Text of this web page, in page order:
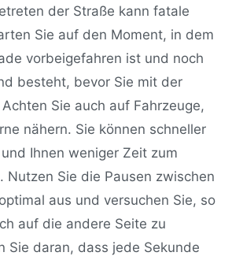
der Straße kann fatale
Sie auf den Moment, in dem
vorbeigefahren ist und noch
besteht, bevor Sie mit der
Sie auch auf Fahrzeuge,
nähern. Sie können schneller
Ihnen weniger Zeit zum
Nutzen Sie die Pausen zwischen
aus und versuchen Sie, so
auf die andere Seite zu
Sie daran, dass jede Sekunde